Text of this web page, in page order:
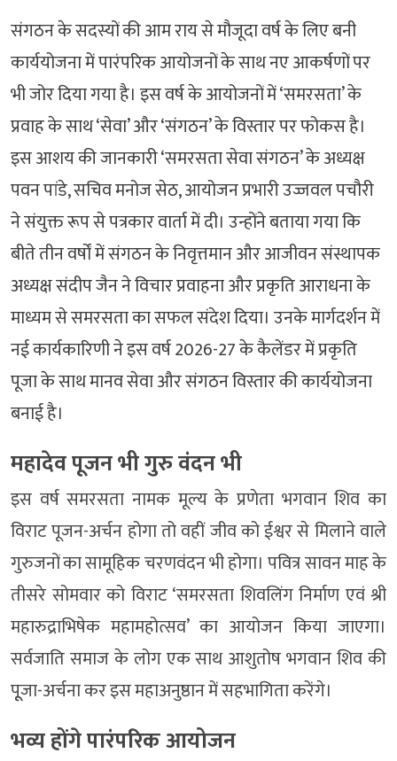
संगठन के सदस्यों की आम राय से मौजूदा वर्ष के लिए बनी
कार्ययोजना में पारंपरिक आयोजनों के साथ नए आकर्षणों पर
भी जोर दिया गया है। इस वर्ष के आयोजनों में ‘समरसता’ के
प्रवाह के साथ ‘सेवा’ और ‘संगठन’ के विस्तार पर फोकस है।
इस आशय की जानकारी ‘समरसता सेवा संगठन’ के अध्यक्ष
पवन पांडे, सचिव मनोज सेठ, आयोजन प्रभारी उज्जवल पचौरी
ने संयुक्त रूप से पत्रकार वार्ता में दी। उन्होंने बताया गया कि
बीते तीन वर्षों में संगठन के निवृत्तमान और आजीवन संस्थापक
अध्यक्ष संदीप जैन ने विचार प्रवाहना और प्रकृति आराधना के
माध्यम से समरसता का सफल संदेश दिया। उनके मार्गदर्शन में
नई कार्यकारिणी ने इस वर्ष 2026-27 के कैलेंडर में प्रकृति
पूजा के साथ मानव सेवा और संगठन विस्तार की कार्ययोजना
बनाई है।
महादेव पूजन भी गुरु वंदन भी
इस वर्ष समरसता नामक मूल्य के प्रणेता भगवान शिव का
विराट पूजन-अर्चन होगा तो वहीं जीव को ईश्वर से मिलाने वाले
गुरुजनों का सामूहिक चरणवंदन भी होगा। पवित्र सावन माह के
तीसरे सोमवार को विराट ‘समरसता शिवलिंग निर्माण एवं श्री
महारुद्राभिषेक महामहोत्सव’ का आयोजन किया जाएगा।
सर्वजाति समाज के लोग एक साथ आशुतोष भगवान शिव की
पूूजा-अर्चना कर इस महाअनुष्ठान में सहभागिता करेंगे।
भव्य होंगे पारंपरिक आयोजन